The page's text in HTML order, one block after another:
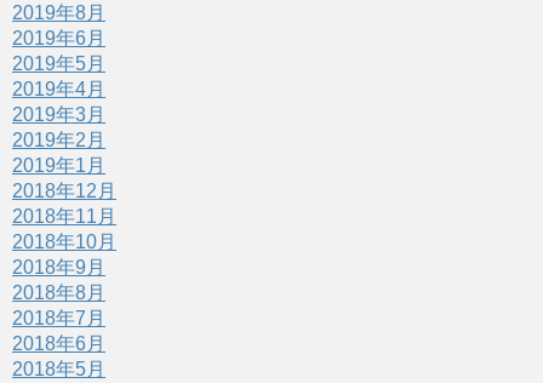
2019年8月
2019年6月
2019年5月
2019年4月
2019年3月
2019年2月
2019年1月
2018年12月
2018年11月
2018年10月
2018年9月
2018年8月
2018年7月
2018年6月
2018年5月